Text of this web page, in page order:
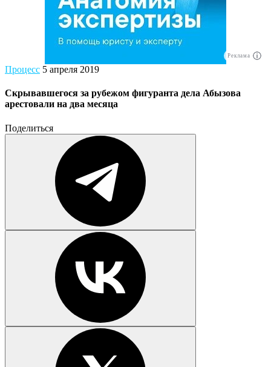
Реклама
Процесс 5 апреля 2019
Скрывавшегося за рубежом фигуранта дела Абызова
арестовали на два месяца
Поделиться